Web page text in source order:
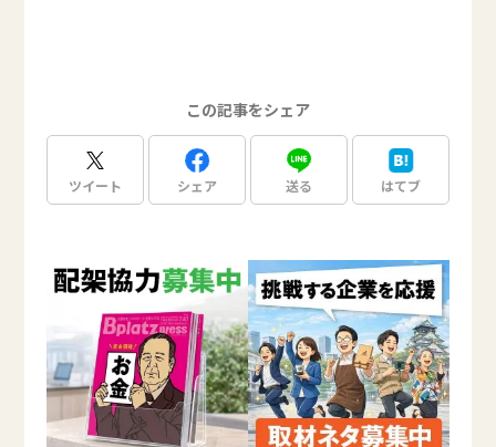
この記事をシェア
ツイート シェア 送る はてブ